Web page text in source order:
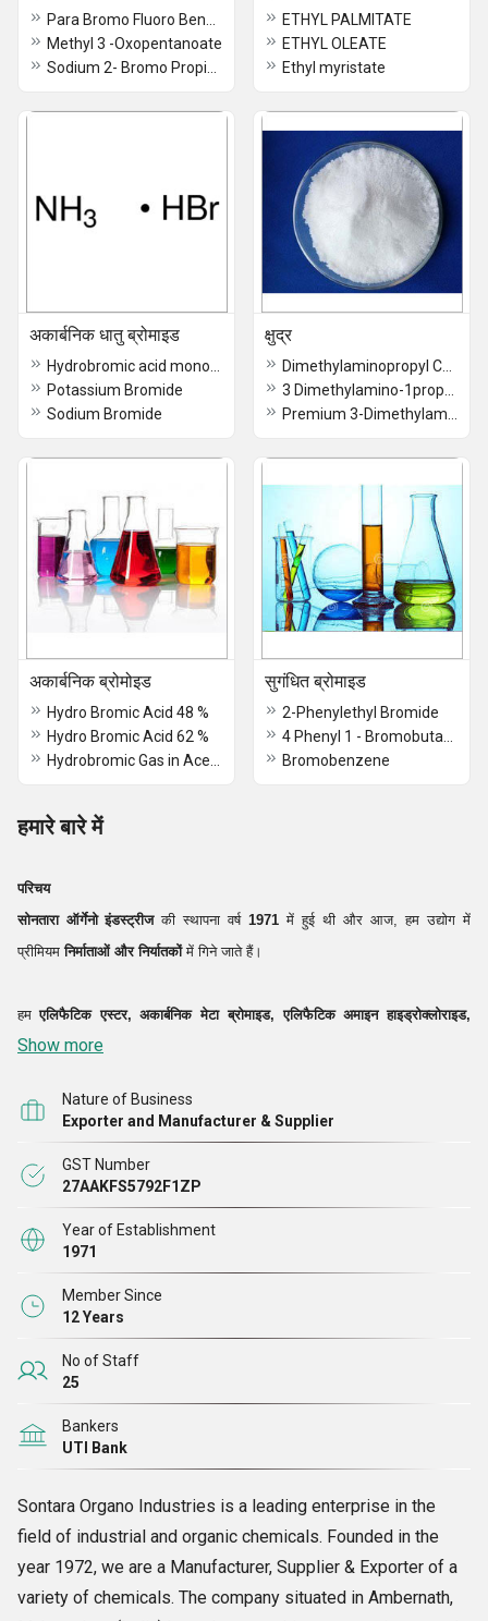
Methyl 3 -Oxopentanoate
ETHYL PALMITATE
ETHYL OLEATE
Ethyl myristate
अकार्बनिक धातु ब्रोमाइड
Potassium Bromide
Sodium Bromide
क्षुद्र
अकार्बनिक ब्रोमोइड
Hydro Bromic Acid 48 %
Hydro Bromic Acid 62 %
सुगंधित ब्रोमाइड
2-Phenylethyl Bromide
Bromobenzene
हमारे बारे में
परिचय
सोनतारा ऑर्गेनो इंडस्ट्रीजकी स्थापना वर्ष 1971 में हुई थी और आज, हम उद्योग में
प्रीमियमनिर्माताओं और निर्यातकोंमें गिने जाते हैं।
हमएलिफैटिक एस्टर, अकार्बनिक मेटा ब्रोमाइड, एलिफैटिक अमाइन हाइड्रोक्लोराइड,
अकार्बनिक ब्रोमाइड, एरोमैटिक ब्रोमाइड, लिथियम कम्पाउंड, ऑर्गेनिक ब्रोमाइड, एरोमैटिक
करते हैं। हम 1bromo 3 क्लोरोप्रोपेन और 3-डाइमिथाइल एमिनो-1-प्रोपाइलक्लोराइड
हाइड्रोक्लोराइड के पहले भारतीय वाणिज्यिक उत्पादक भी हैं।
हमारे बारे में
सोनतारा ऑर्गेनो इंडस्ट्रीजऔद्योगिक और जैविक रसायनों के क्षेत्र में एक अग्रणी उद्यम है।
हैं। अम्बरनाथ, महाराष्ट्र (भारत) स्थित साझेदारी कंपनी में स्थित कंपनी का प्रबंधन वर्तमान
1-ब्रोमो-3-क्लोरोप्रोपेन, 1-पेंटाइल ब्रोमाइड, 11-ब्रोमोंडेकोनिक एसिड, 4-ब्रोमो
सुनिश्चित करते हैं कि सभी गतिविधियाँ व्यवस्थित और सर्वोत्तम संभव तरीके से की जाएं।
Show more
Nature of Business
Exporter and Manufacturer & Supplier
GST Number
27AAKFS5792F1ZP
Year of Establishment
1971
Member Since
12 Years
No of Staff
25
Bankers
UTI Bank
Sontara Organo Industries is a leading enterprise in the
field of industrial and organic chemicals. Founded in the
year 1972, we are a Manufacturer, Supplier & Exporter of a
variety of chemicals. The company situated in Ambernath,